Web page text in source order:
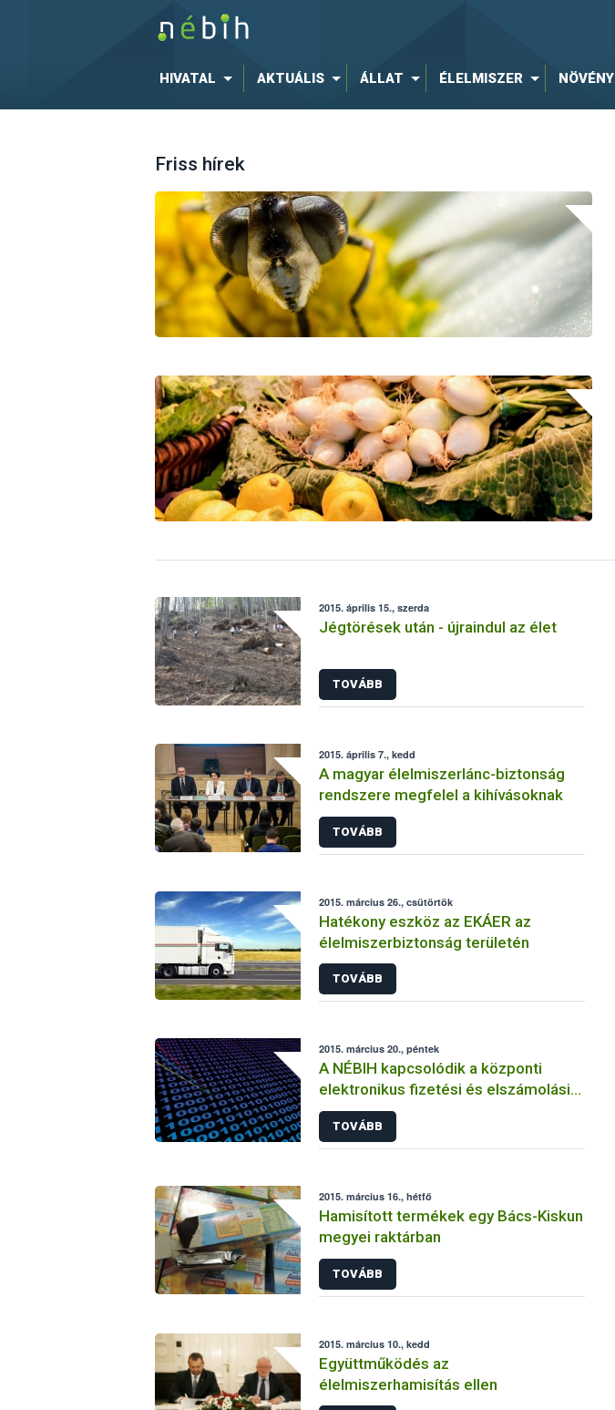
HIVATAL AKTUÁLIS ÁLLAT ÉLELMISZER NÖVÉNY
Friss hírek
2015. április 15., szerda
Jégtörések után - újraindul az élet
TOVÁBB
2015. április 7., kedd
A magyar élelmiszerlánc-biztonság
rendszere megfelel a kihívásoknak
TOVÁBB
2015. március 26., csütörtök
Hatékony eszköz az EKÁER az
élelmiszerbiztonság területén
TOVÁBB
2015. március 20., péntek
A NÉBIH kapcsolódik a központi
elektronikus fizetési és elszámolási
rendszerhez
TOVÁBB
2015. március 16., hétfő
Hamisított termékek egy Bács-Kiskun
megyei raktárban
TOVÁBB
2015. március 10., kedd
Együttműködés az
élelmiszerhamisítás ellen